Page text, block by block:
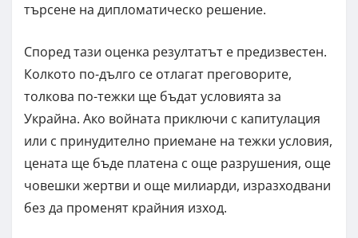
търсене на дипломатическо решение.
Според тази оценка резултатът е предизвестен.
Колкото по-дълго се отлагат преговорите,
толкова по-тежки ще бъдат условията за
Украйна. Ако войната приключи с капитулация
или с принудително приемане на тежки условия,
цената ще бъде платена с още разрушения, още
човешки жертви и още милиарди, изразходвани
без да променят крайния изход.